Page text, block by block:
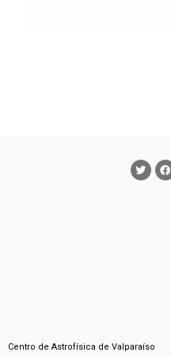
Centro de Astrofísica de Valparaíso